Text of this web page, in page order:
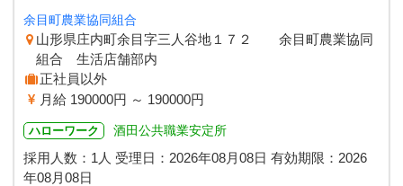
余目町農業協同組合
山形県庄内町余目字三人谷地１７２ 余目町農業協同
組合 生活店舗部内
正社員以外
月給 190000円 ～ 190000円
ハローワーク 酒田公共職業安定所
採用人数：1人 受理日： 2026年08月08日 有効期限： 2026
年08月08日